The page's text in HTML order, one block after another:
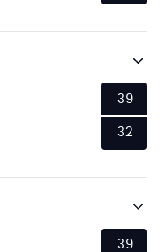
39
32
39